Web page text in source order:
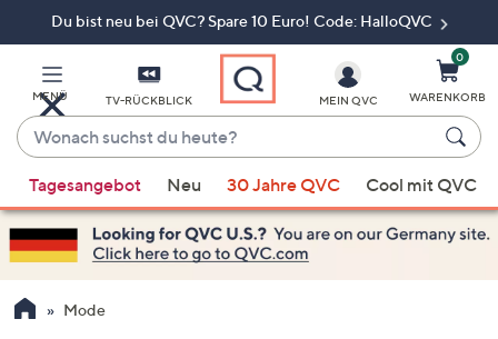
Du bist neu bei QVC? Spare 10 Euro! Code: HalloQVC
MENÜ TV-RÜCKBLICK
Wonach
suchst
du
heute?
Vorschläge
verfügbar
sind,
verwenden
Sie
MEIN QVC
0
WARENKORB
Tagesangebot Neu 30 Jahre QVC Cool mit QVC
Mode